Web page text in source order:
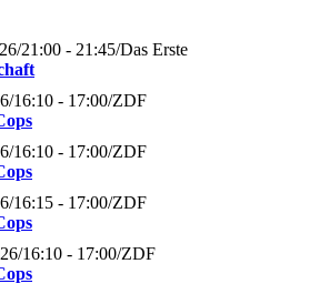
/21:00 - 21:45/Das Erste
/16:10 - 17:00/ZDF
/16:10 - 17:00/ZDF
/16:15 - 17:00/ZDF
/16:10 - 17:00/ZDF